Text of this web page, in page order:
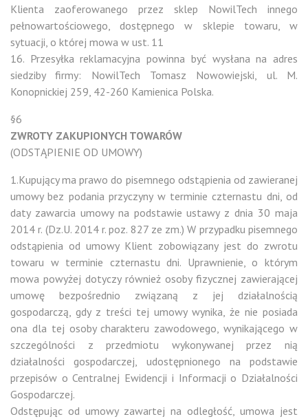
Klienta zaoferowanego przez sklep NowilTech innego
pełnowartościowego, dostępnego w sklepie towaru, w
sytuacji, o której mowa w ust. 11
16. Przesyłka reklamacyjna powinna być wysłana na adres
siedziby firmy: NowilTech Tomasz Nowowiejski, ul. M.
Konopnickiej 259, 42-260 Kamienica Polska.
§6
ZWROTY ZAKUPIONYCH TOWARÓW
(ODSTĄPIENIE OD UMOWY)
1.Kupujący ma prawo do pisemnego odstąpienia od zawieranej
umowy bez podania przyczyny w terminie czternastu dni, od
daty zawarcia umowy na podstawie ustawy z dnia 30 maja
2014 r. (Dz.U. 2014 r. poz. 827 ze zm.) W przypadku pisemnego
odstąpienia od umowy Klient zobowiązany jest do zwrotu
towaru w terminie czternastu dni. Uprawnienie, o którym
mowa powyżej dotyczy również osoby fizycznej zawierającej
umowę bezpośrednio związaną z jej działalnością
gospodarczą, gdy z treści tej umowy wynika, że nie posiada
ona dla tej osoby charakteru zawodowego, wynikającego w
szczególności z przedmiotu wykonywanej przez nią
działalności gospodarczej, udostępnionego na podstawie
przepisów o Centralnej Ewidencji i Informacji o Działalności
Gospodarczej.
Odstępując od umowy zawartej na odległość, umowa jest